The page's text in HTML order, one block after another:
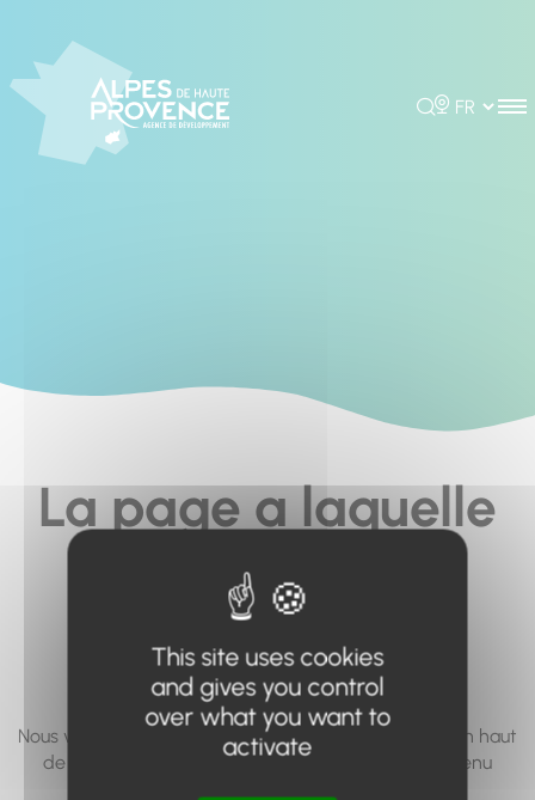
Rechercher
Choisir la
La page a laquelle
vous cherchez à
accéder n'existe
pas... ou plus.
Nous vous invitons à utiliser le moteur de recherche en haut
de page, ou à utiliser le menu pour trouver le contenu
This site uses cookies
and gives you control
over what you want to
activate